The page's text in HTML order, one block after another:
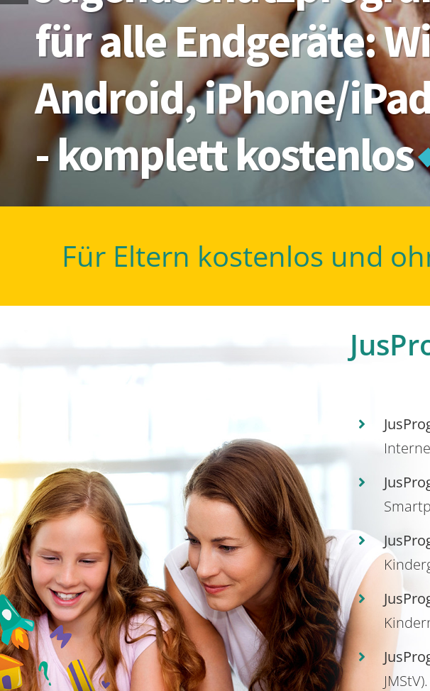
- komplett kostenlos
Android, iPhone/
für alle Endgeräte:
Für Eltern kostenlos und
JMStV).